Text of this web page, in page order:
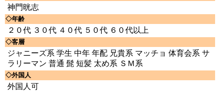
神門晄志
◇年齢
２０代 ３０代 ４０代 ５０代 ６０代以上
◇客層
ジャニーズ系 学生 中年 年配 兄貴系 マッチョ 体育会系 サ
ラリーマン 普通 髭 短髪 太め系 ＳＭ系
◇外国人
外国人可